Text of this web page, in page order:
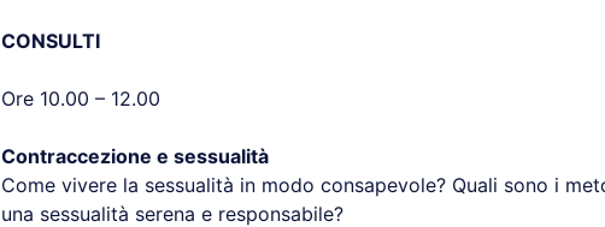
CONSULTI
Ore 10.00 – 12.00
Contraccezione e sessualità
Come vivere la sessualità in modo consapevole? Quali sono i
una sessualità serena e responsabile?